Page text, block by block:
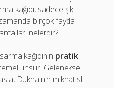
kağıdı, sadece şık
birçok fayda
nelerdir?
kağıdının pratik
unsur. Geleneksel
Dukha'nın mıknatıslı